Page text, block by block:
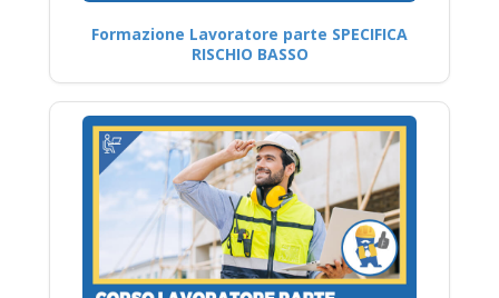
Formazione Lavoratore parte SPECIFICA
RISCHIO BASSO